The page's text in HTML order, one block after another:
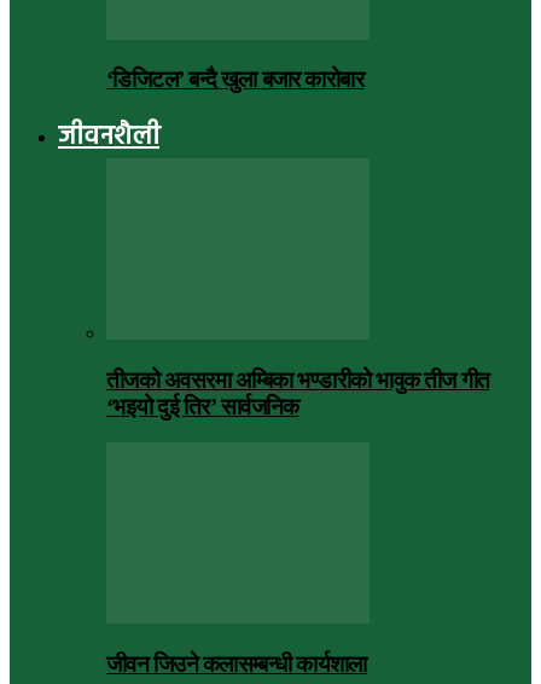
‘डिजिटल’ बन्दै खुला बजार कारोबार
जीवनशैली
तीजको अवसरमा अम्बिका भण्डारीको भावुक तीज गीत
‘भइयो दुई तिर’ सार्वजनिक
जीवन जिउने कलासम्बन्धी कार्यशाला